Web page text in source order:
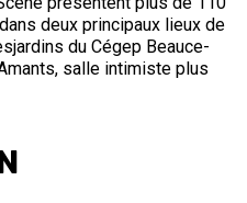
deux principaux lieux de
du Cégep Beauce-
salle intimiste plus